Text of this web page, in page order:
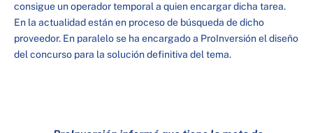
consigue un operador temporal a quien encargar dicha tarea.
En la actualidad están en proceso de búsqueda de dicho
proveedor. En paralelo se ha encargado a ProInversión el diseño
del concurso para la solución definitiva del tema.